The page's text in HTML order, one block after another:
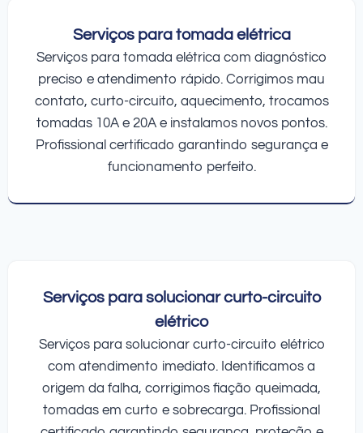
Serviços para tomada elétrica
Serviços para tomada elétrica com diagnóstico
preciso e atendimento rápido. Corrigimos mau
contato, curto-circuito, aquecimento, trocamos
tomadas 10A e 20A e instalamos novos pontos.
Profissional certificado garantindo segurança e
funcionamento perfeito.
Serviços para solucionar curto-circuito
elétrico
Serviços para solucionar curto-circuito elétrico
com atendimento imediato. Identificamos a
origem da falha, corrigimos fiação queimada,
tomadas em curto e sobrecarga. Profissional